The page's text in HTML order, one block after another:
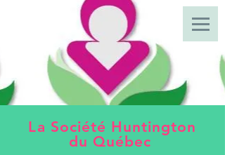
Donnez / Devenez membre
Découvrez notre
projet de maison
La Société Huntington
du Québec